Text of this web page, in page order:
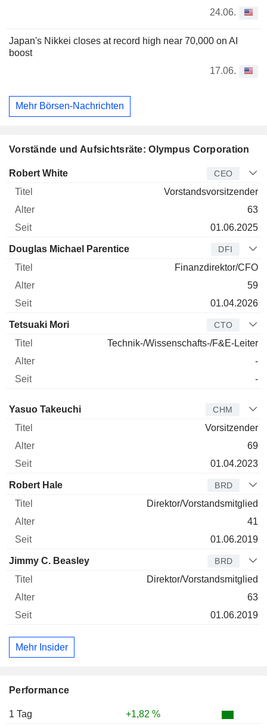
24.06.
Japan's Nikkei closes at record high near 70,000 on AI
boost
17.06.
Mehr Börsen-Nachrichten
Performance
1 Tag
+1,82 %
Vorstände und Aufsichtsräte: Olympus Corporation
Manager Titel
Robert White CEO
Vorstandsvorsitzender
63
01.06.2025
Douglas Michael Parentice DFI
Finanzdirektor/CFO
59
01.04.2026
Tetsuaki Mori CTO
Technik-/Wissenschafts-/F&E-Leiter
-
-
Verwaltungsratsmitglied
Yasuo Takeuchi CHM
Vorsitzender
69
01.04.2023
Robert Hale BRD
Direktor/Vorstandsmitglied
41
01.06.2019
Jimmy C. Beasley BRD
Direktor/Vorstandsmitglied
63
01.06.2019
Mehr Insider